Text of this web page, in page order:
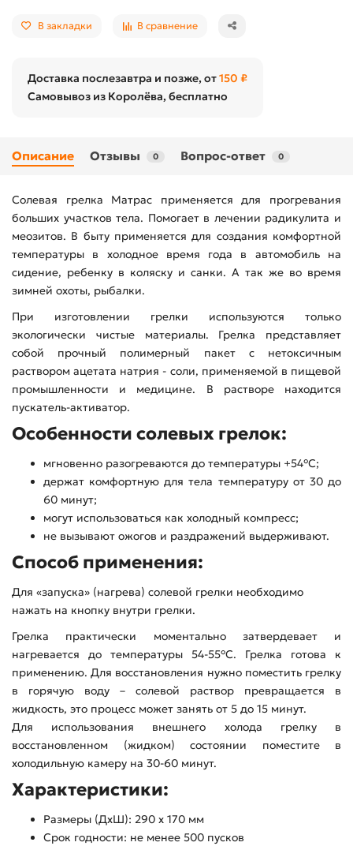
В закладки В сравнение
Доставка послезавтра и позже, от150 ₽
Самовывоз из Королёва, бесплатно
Описание Отзывы 0 Вопрос-ответ 0
Солевая грелка Матрас применяется для прогревания
больших участков тела. Помогает в лечении радикулита и
меозитов. В быту применяется для создания комфортной
температуры в холодное время года в автомобиль на
сидение, ребенку в коляску и санки. А так же во время
зимней охоты, рыбалки.
При изготовлении грелки используются только
экологически чистые материалы. Грелка представляет
собой прочный полимерный пакет с нетоксичным
раствором ацетата натрия - соли, применяемой в пищевой
промышленности и медицине. В растворе находится
пускатель-активатор.
Особенности солевых грелок:
мгновенно разогреваются до температуры +54°С;
держат комфортную для тела температуру от 30 до
60 минут;
могут использоваться как холодный компресс;
не вызывают ожогов и раздражений выдерживают.
Способ применения:
Для «запуска» (нагрева) солевой грелки необходимо
нажать на кнопку внутри грелки.
Грелка практически моментально затвердевает и
нагревается до температуры 54-55°С. Грелка готова к
применению. Для восстановления нужно поместить грелку
в горячую воду – солевой раствор превращается в
жидкость, это процесс может занять от 5 до 15 минут.
Для использования внешнего холода грелку в
восстановленном (жидком) состоянии поместите в
холодильную камеру на 30-60 минут.
Характеристики:
Размеры (ДхШ): 290 х 170 мм
Срок годности: не менее 500 пусков